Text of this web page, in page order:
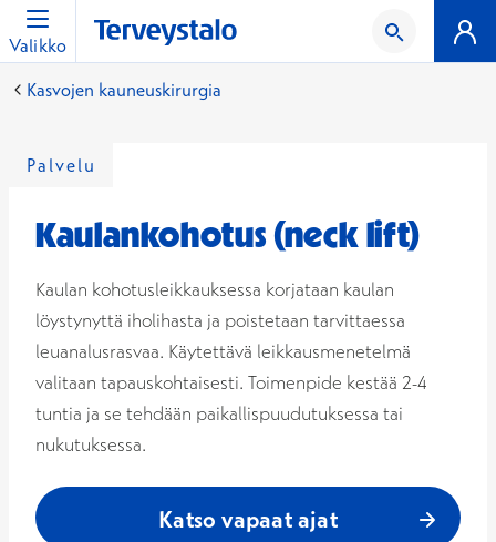
Valikko
Kasvojen kauneuskirurgia
Palvelu
Kaulankohotus (neck lift)
Kaulan kohotusleikkauksessa korjataan kaulan
löystynyttä iholihasta ja poistetaan tarvittaessa
leuanalusrasvaa. Käytettävä leikkausmenetelmä
valitaan tapauskohtaisesti. Toimenpide kestää 2-4
tuntia ja se tehdään paikallispuudutuksessa tai
nukutuksessa.
Katso vapaat ajat